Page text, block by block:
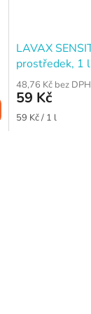
LAVAX
prostředek, 1 l
48,76 Kč bez DPH
59 Kč
Měrná
59 Kč / 1 l